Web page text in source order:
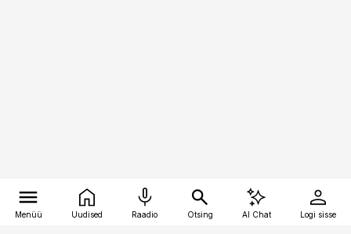
Menüü Uudised Raadio Otsing AI Chat Logi sisse